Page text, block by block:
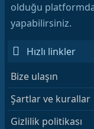
olduğu
yapabilirsiniz.
Hızlı linkler
Bize ulaşın
Şartlar ve kurallar
Gizlilik politikası